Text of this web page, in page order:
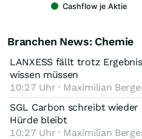
Cashflow je Aktie
Branchen News: Chemie
LANXESS fällt trotz
wissen müssen
10:27 Uhr · Maximilian
SGL Carbon schreibt
Hürde bleibt
10:27 Uhr · Maximilian